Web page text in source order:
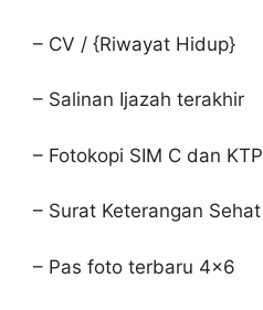
– CV / {Riwayat Hidup}
– Salinan Ijazah terakhir
– Fotokopi SIM C dan KTP
– Surat Keterangan Sehat
– Pas foto terbaru 4×6